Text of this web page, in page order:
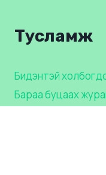
Тусламж
Бидэнтэй
Бараа буцаах